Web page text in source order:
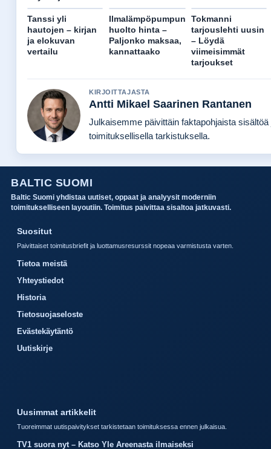
Tanssi yli
hautojen – kirjan
ja elokuvan
vertailu
Ilmalämpöpumpun
huolto hinta –
Paljonko maksaa,
kannattaako
Tokmanni
tarjouslehti uusin
– Löydä
viimeisimmät
tarjoukset
KIRJOITTAJASTA
Antti Mikael Saarinen Rantanen
Julkaisemme päivittäin faktapohjaista sisältöä
toimituksellisella tarkistuksella.
BALTIC SUOMI
Baltic Suomi yhdistaa uutiset, oppaat ja analyysit moderniin
toimitukselliseen layoutiin. Toimitus paivittaa sisaltoa jatkuvasti.
Suositut
Paivittaiset toimitusbriefit ja luottamusresurssit nopeaa varmistusta varten.
Tietoa meistä
Yhteystiedot
Historia
Tietosuojaseloste
Evästekäytäntö
Uutiskirje
Uusimmat artikkelit
Tuoreimmat uutispaivitykset tarkistetaan toimituksessa ennen julkaisua.
TV1 suora nyt – Katso Yle Areenasta ilmaiseksi